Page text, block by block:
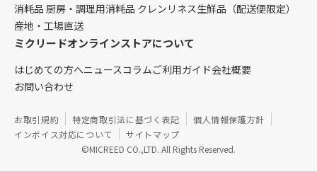
消耗品 厨房・調理用消耗品 クレンリネス生鮮品（配送便限定）
産地・工場直送
ミクリードオンラインストアについて
はじめての方へニュースコラムご利用ガイド会社概要
お問い合わせ
©MICREED CO.,LTD. All Rights Reserved.
お取引規約 特定商取引法に基づく表記
個人情報保護方針
インボイス対応について
サイトマップ